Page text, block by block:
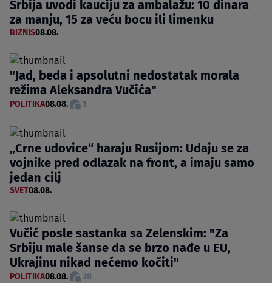
Srbija uvodi kauciju za ambalažu: 10 dinara
za manju, 15 za veću bocu ili limenku
BIZNIS08.08.
"Jad, beda i apsolutni nedostatak morala
režima Aleksandra Vučića"
POLITIKA08.08. 1
„Crne udovice“ haraju Rusijom: Udaju se za
vojnike pred odlazak na front, a imaju samo
jedan cilj
SVET08.08.
Vučić posle sastanka sa Zelenskim: "Za
Srbiju male šanse da se brzo nađe u EU,
Ukrajinu nikad nećemo kočiti"
POLITIKA08.08. 28